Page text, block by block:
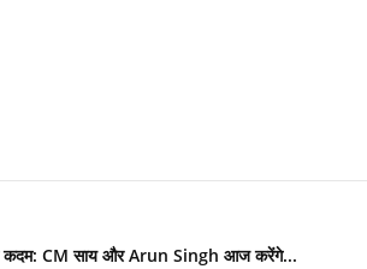
कदम: CM साय और Arun Singh आज करेंगे...